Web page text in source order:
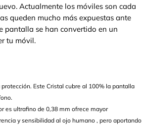
Actualmente los móviles son cada
queden mucho más expuestas ante
pantalla se han convertido en un
tu móvil.
protección. Este Cristal cubre al 100% la pantalla
es ultrafino de 0,38 mm ofrece mayor
y sensibilidad al ojo humano , pero aportando